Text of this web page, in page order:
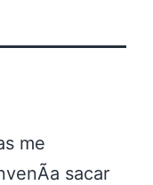
me
sacar